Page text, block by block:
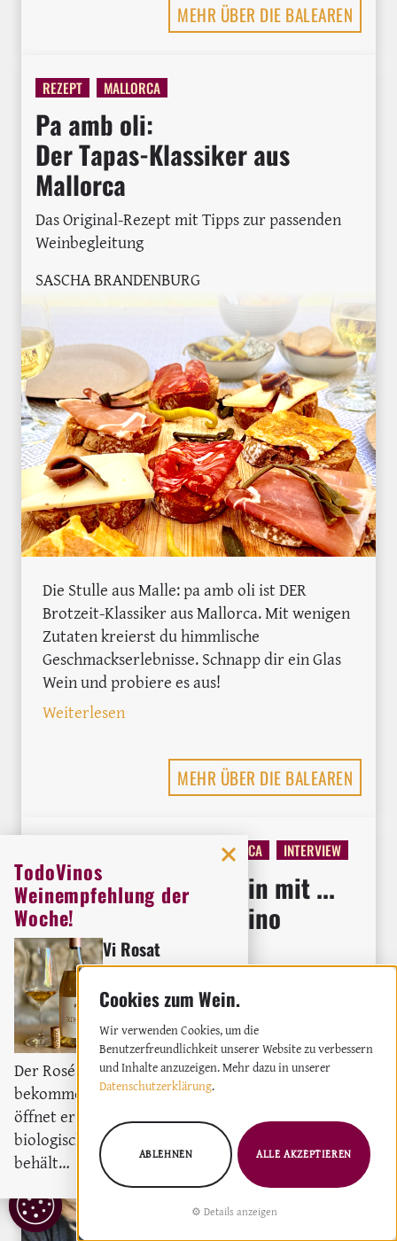
COOKIE
EINSTELLUNGEN
MEHR ÜBER DIE BALEAREN
REZEPT MALLORCA
Pa amb oli:
Der Tapas-Klassiker aus
Mallorca
Das Original-Rezept mit Tipps zur passenden
Weinbegleitung
SASCHA BRANDENBURG
Die Stulle aus Malle: pa amb oli ist DER
Brotzeit-Klassiker aus Mallorca. Mit wenigen
Zutaten kreierst du himmlische
Geschmackserlebnisse. Schnapp dir ein Glas
Wein und probiere es aus!
Weiterlesen: Pa amb oli: <br>Der Tapas-Klassiker
MEHR ÜBER DIE BALEAREN
MALLORCA INTERVIEW
Auf ein Gläschen Wein mit ...
Biggi von Mallorca Vino
Kooperation
DIE REDAKTION
TodoVinos
Weinempfehlung der
Woche!
Vi Rosat
Rosé
2023
Der Rosé darf gerne etwas Luft
bekommen, denn dadurch
öffnet er sich richtig. Trotz des
biologischen Säureabbaus,
behält…
Wir verwenden Cookies, um die
Benutzerfreundlichkeit unserer Website zu verbessern
und Inhalte anzuzeigen. Mehr dazu in unserer
Datenschutzerklärung.
Details anzeigen
ABLEHNEN ALLE AKZEPTIEREN